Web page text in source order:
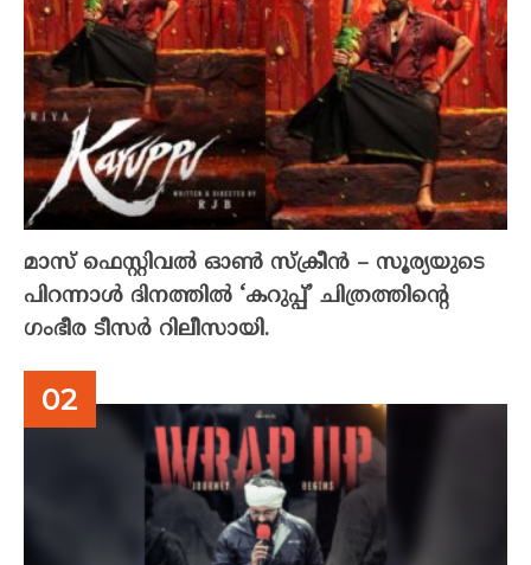
മാസ് ഫെസ്റ്റിവൽ ഓൺ സ്‌ക്രീൻ – സൂര്യയുടെ
പിറന്നാൾ ദിനത്തിൽ ‘കറുപ്പ്’ ചിത്രത്തിന്റെ
ഗംഭീര ടീസർ റിലീസായി.